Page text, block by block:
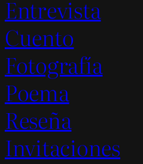
Entrevista
Cuento
Fotografía
Poema
Reseña
Invitaciones